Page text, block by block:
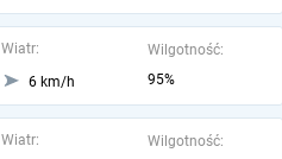
Wiatr:
6 km/h
Wilgotność:
95%
Wiatr:
Wilgotność: